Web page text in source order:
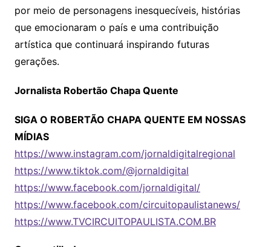
por meio de personagens inesquecíveis, histórias
que emocionaram o país e uma contribuição
artística que continuará inspirando futuras
gerações.
Jornalista Robertão Chapa Quente
SIGA O ROBERTÃO CHAPA QUENTE EM NOSSAS
MÍDIAS
https://www.instagram.com/jornaldigitalregional
https://www.tiktok.com/@jornaldigital
https://www.facebook.com/jornaldigital/
https://www.facebook.com/circuitopaulistanews/
https://www.TVCIRCUITOPAULISTA.COM.BR